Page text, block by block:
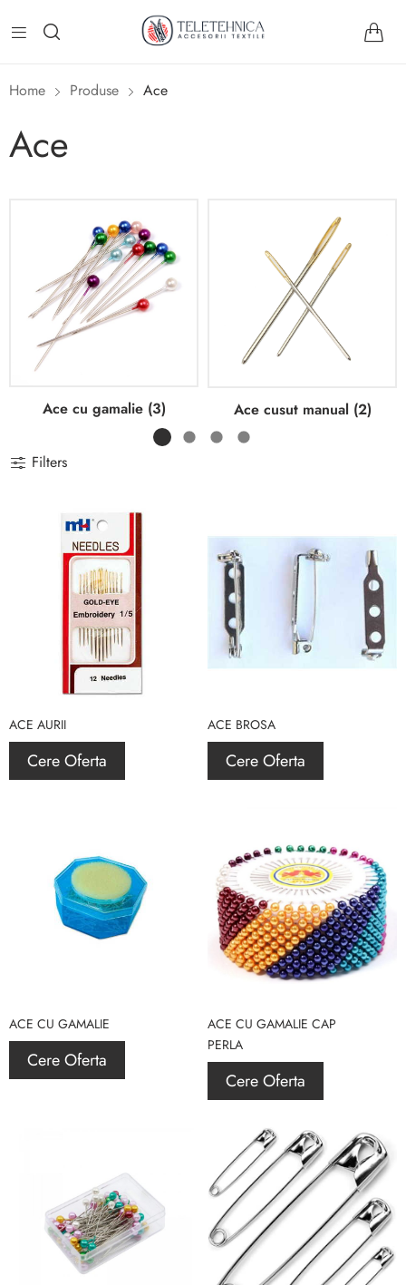
Home Produse Ace
Ace
Ace cu gamalie (3) Ace cusut manual (2)
Filters
ACE AURII
Cere Oferta
ACE BROSA
Cere Oferta
ACE CU GAMALIE
Cere Oferta
ACE CU GAMALIE CAP
PERLA
Cere Oferta